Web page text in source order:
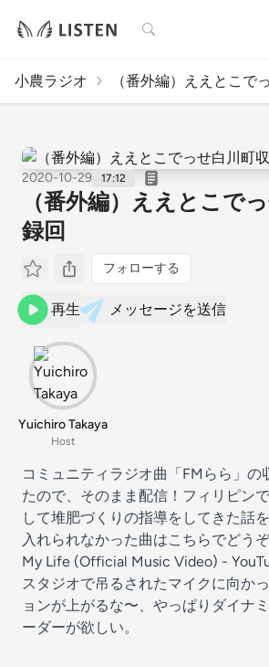
検索
小農ラジオ （番外編）ええとこで
2020-10-29 17:12
（番外編）ええとこで
録回
フォローする
再生 メッセージを送信
Yuichiro Takaya
Host
コミュニティラジオ曲「FMらら」の
たので、そのまま配信！フィリピン
して堆肥づくりの指導をしてきた話
入れられなかった曲はこちらでど
My Life (Official Music Video) -
スタジオで吊るされたマイクに向か
ョンが上がるな〜、やっぱりダイナ
ーダーが欲しい。